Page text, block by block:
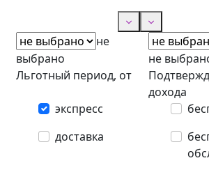
не
выбрано
Льготный период, от
не
дохода
экспресс
доставка